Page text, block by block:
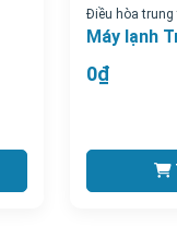
Điều hòa trung
Máy lạnh
0₫